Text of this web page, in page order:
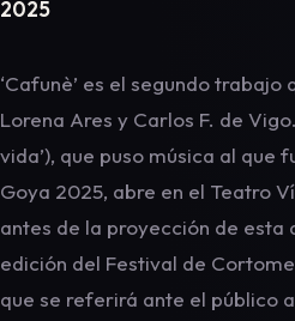
2025
‘Cafunè’ es el segundo
Lorena Ares y Carlos F. de
vida’), que puso música al
Goya 2025, abre en el Teatro
antes de la proyección de esta
edición del Festival de
que se referirá ante el público